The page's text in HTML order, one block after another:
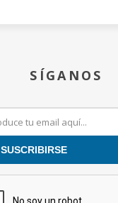
SÍGANOS
SUSCRIBIRSE